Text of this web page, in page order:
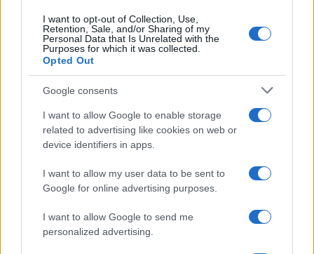
I want to opt-out of Collection, Use,
Retention, Sale, and/or Sharing of my
Personal Data that Is Unrelated with the
Purposes for which it was collected.
Opted Out
Google consents
I want to allow Google to enable storage
related to advertising like cookies on web or
device identifiers in apps.
I want to allow my user data to be sent to
Google for online advertising purposes.
I want to allow Google to send me
personalized advertising.